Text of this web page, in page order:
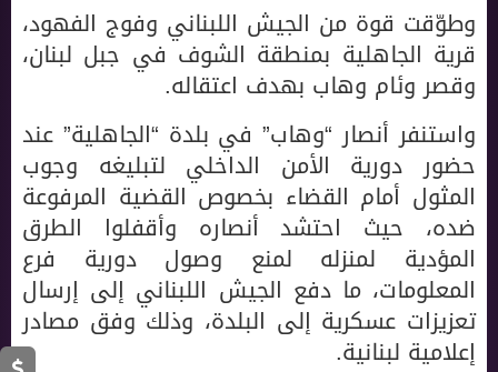
وطوّقت قوة من الجيش اللبناني وفوج الفهود،
قرية الجاهلية بمنطقة الشوف في جبل لبنان،
وقصر وئام وهاب بهدف اعتقاله.
واستنفر أنصار “وهاب” في بلدة “الجاهلية” عند
حضور دورية الأمن الداخلي لتبليغه وجوب
المثول أمام القضاء بخصوص القضية المرفوعة
ضده، حيث احتشد أنصاره وأقفلوا الطرق
المؤدية لمنزله لمنع وصول دورية فرع
المعلومات، ما دفع الجيش اللبناني إلى إرسال
تعزيزات عسكرية إلى البلدة، وذلك وفق مصادر
إعلامية لبنانية.